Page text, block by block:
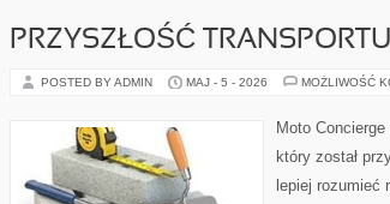
PRZYSZŁOŚĆ TRANSPORTU
POSTED BY ADMIN MAJ - 5 - 2026 MOŻLIWOŚĆ
Moto
który został
lepiej rozumieć